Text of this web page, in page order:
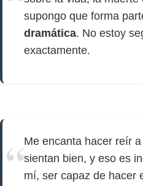
supongo que forma
dramática. No estoy
exactamente.
Me encanta hacer reír
sientan bien, y eso es
mí, ser capaz de hacer